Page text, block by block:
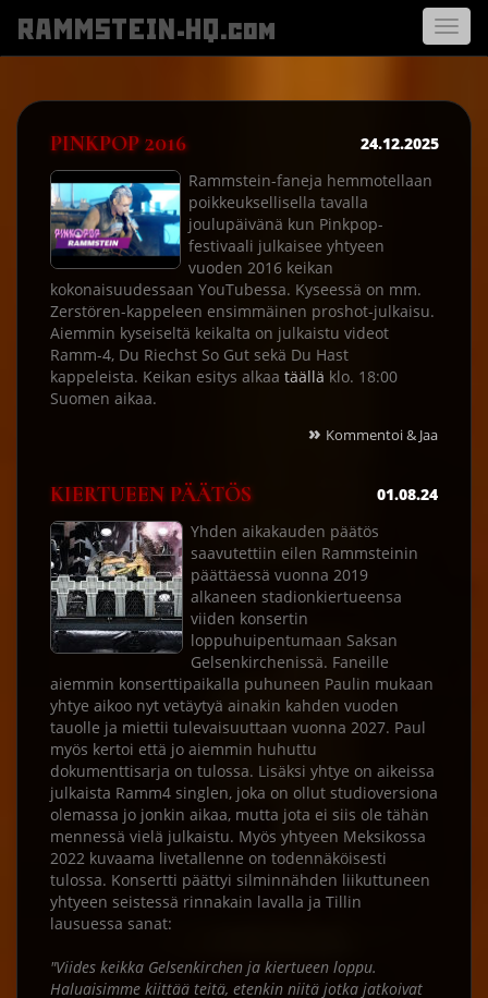
Avaa
RAMMSTEIN-HQ.com
PINKPOP 2016
24.12.2025
Rammstein-faneja hemmotellaan
poikkeuksellisella tavalla
joulupäivänä kun Pinkpop-
festivaali julkaisee yhtyeen
vuoden 2016 keikan
kokonaisuudessaan YouTubessa. Kyseessä on mm.
Zerstören-kappeleen ensimmäinen proshot-julkaisu.
Aiemmin kyseiseltä keikalta on julkaistu videot
Ramm-4, Du Riechst So Gut sekä Du Hast
kappeleista. Keikan esitys alkaa täällä klo. 18:00
Suomen aikaa.
» Kommentoi & Jaa
KIERTUEEN PÄÄTÖS
01.08.24
Yhden aikakauden päätös
saavutettiin eilen Rammsteinin
päättäessä vuonna 2019
alkaneen stadionkiertueensa
viiden konsertin
loppuhuipentumaan Saksan
Gelsenkirchenissä. Faneille
aiemmin konserttipaikalla puhuneen Paulin mukaan
yhtye aikoo nyt vetäytyä ainakin kahden vuoden
tauolle ja miettii tulevaisuuttaan vuonna 2027. Paul
myös kertoi että jo aiemmin huhuttu
dokumenttisarja on tulossa. Lisäksi yhtye on aikeissa
julkaista Ramm4 singlen, joka on ollut studioversiona
olemassa jo jonkin aikaa, mutta jota ei siis ole tähän
mennessä vielä julkaistu. Myös yhtyeen Meksikossa
2022 kuvaama livetallenne on todennäköisesti
tulossa. Konsertti päättyi silminnähden liikuttuneen
yhtyeen seistessä rinnakain lavalla ja Tillin
lausuessa sanat:
"Viides keikka Gelsenkirchen ja kiertueen loppu.
Haluaisimme kiittää teitä, etenkin niitä jotka jatkoivat